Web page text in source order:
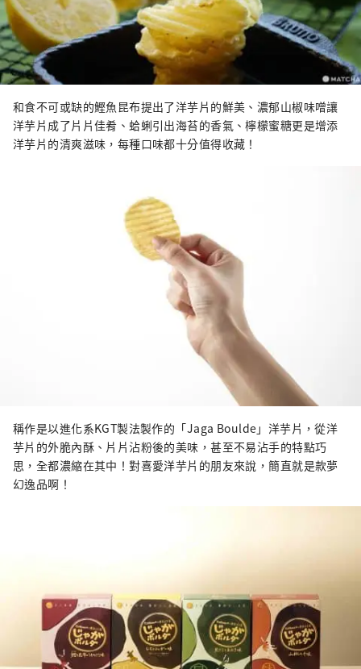
和食不可或缺的鰹魚昆布提出了洋芋片的鮮美、濃郁山椒味噌讓
洋芋片成了片片佳肴、蛤蜊引出海苔的香氣、檸檬蜜糖更是增添
洋芋片的清爽滋味，每種口味都十分值得收藏！
稱作是以進化系KGT製法製作的「Jaga Boulde」洋芋片，從洋
芋片的外脆內酥、片片沾粉後的美味，甚至不易沾手的特點巧
思，全都濃縮在其中！對喜愛洋芋片的朋友來說，簡直就是款夢
幻逸品啊！